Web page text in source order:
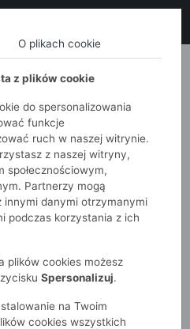
rozpinana z kapturem
O plikach cookie
z plików cookie
do spersonalizowania
funkcje
ruch w naszej witrynie.
z naszej witryny,
społecznościowym,
Partnerzy mogą
innymi danymi otrzymanymi
podczas korzystania z ich
plików cookies możesz
Spersonalizuj.
na Twoim
cookies wszystkich